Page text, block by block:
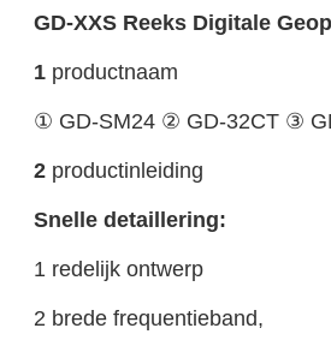
GD-XXS Reeks Digitale
1productnaam
① GD-SM24 ② GD-32CT ③
2productinleiding
Snelle detaillering:
1 redelijk ontwerp
2 brede frequentieband,